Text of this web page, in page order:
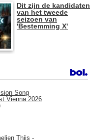
Dit zijn de kandidaten
van het tweede
seizoen van
'Bestemming X'
Song
Vienna 2026
Thijs -